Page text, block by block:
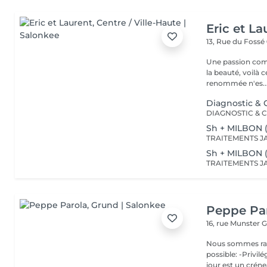
Eric et
13, Rue du Fossé
Une passion
la beauté, voilà
renommée n'es...
Diagnostic &
Sh +
Sh +
Peppe
16, rue Munster
Nous sommes ravis de
possible: -
jour est un